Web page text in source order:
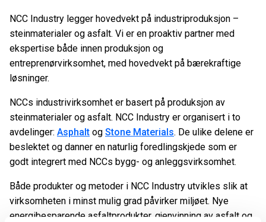
NCC Industry legger hovedvekt på industriproduksjon –
steinmaterialer og asfalt. Vi er en proaktiv partner med
ekspertise både innen produksjon og
entreprenørvirksomhet, med hovedvekt på bærekraftige
løsninger.
NCCs industrivirksomhet er basert på produksjon av
steinmaterialer og asfalt. NCC Industry er organisert i to
avdelinger: Asphalt og Stone Materials. De ulike delene er
beslektet og danner en naturlig foredlingskjede som er
godt integrert med NCCs bygg- og anleggsvirksomhet.
Både produkter og metoder i NCC Industry utvikles slik at
virksomheten i minst mulig grad påvirker miljøet. Nye
energibesparende asfaltprodukter, gjenvinning av asfalt og